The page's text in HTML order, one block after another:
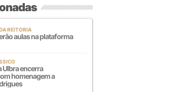
REITORIA
aulas na plataforma
Ulbra encerra
homenagem a